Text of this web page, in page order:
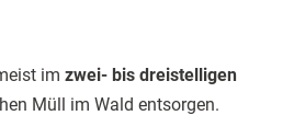
im zwei- bis dreistelligen
Müll im Wald entsorgen.